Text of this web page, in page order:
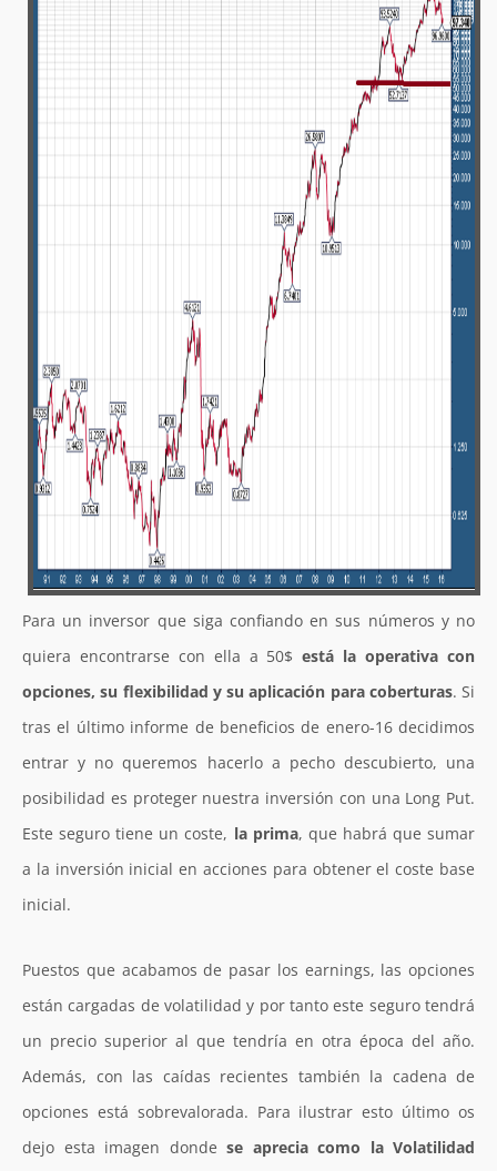
Para un inversor que siga confiando en sus números y no
quiera encontrarse con ella a 50$está la operativa con
opciones, su flexibilidad y su aplicación para coberturas. Si
tras el último informe de beneficios de enero-16 decidimos
entrar y no queremos hacerlo a pecho descubierto, una
posibilidad es proteger nuestra inversión con una Long Put.
Este seguro tiene un coste, la prima, que habrá que sumar
a la inversión inicial en acciones para obtener el coste base
inicial.
Puestos que acabamos de pasar los earnings, las opciones
están cargadas de volatilidad y por tanto este seguro tendrá
un precio superior al que tendría en otra época del año.
Además, con las caídas recientes también la cadena de
opciones está sobrevalorada. Para ilustrar esto último os
dejo esta imagen donde se aprecia como la Volatilidad